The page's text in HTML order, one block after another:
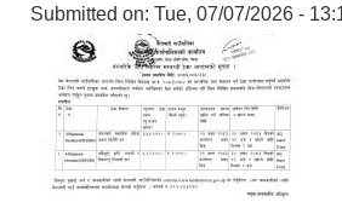
Submitted on: Tue, 07/07/2026 -